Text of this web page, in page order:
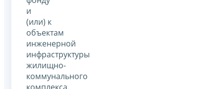
и
(или) к
объектам
инженерной
инфраструктуры
жилищно-
коммунального
комплекса,